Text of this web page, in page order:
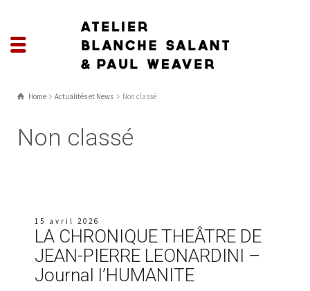
Home Actualités et News Non classé
Non classé
15 avril 2026
LA CHRONIQUE THEÂTRE DE
JEAN-PIERRE LEONARDINI –
Journal l’HUMANITE